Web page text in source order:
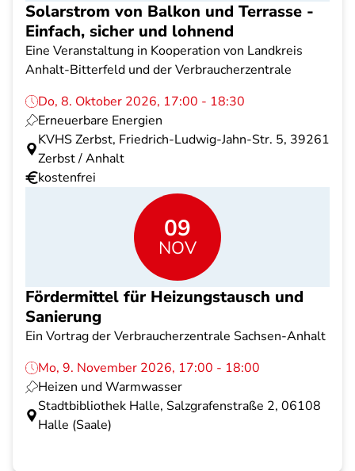
Solarstrom von Balkon und Terrasse -
Einfach, sicher und lohnend
Eine Veranstaltung in Kooperation von Landkreis
Anhalt-Bitterfeld und der Verbraucherzentrale
Do, 8. Oktober 2026, 17:00 - 18:30
Erneuerbare Energien
KVHS Zerbst, Friedrich-Ludwig-Jahn-Str. 5, 39261
Zerbst / Anhalt
kostenfrei
09
NOV
Fördermittel für Heizungstausch und
Sanierung
Ein Vortrag der Verbraucherzentrale Sachsen-Anhalt
Mo, 9. November 2026, 17:00 - 18:00
Heizen und Warmwasser
Stadtbibliothek Halle, Salzgrafenstraße 2, 06108
Halle (Saale)